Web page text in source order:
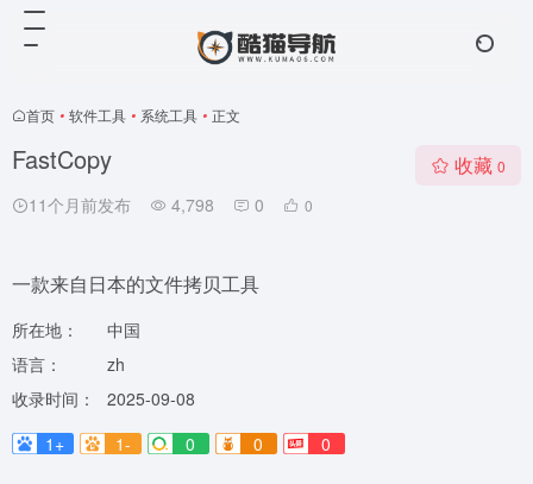
首页 • 软件工具 • 系统工具 • 正文
FastCopy
11个月前发布 4,798 0 0
收藏 0
一款来自日本的文件拷贝工具
所在地：
中国
语言：
zh
收录时间：
2025-09-08
1+
1- 0 0 0